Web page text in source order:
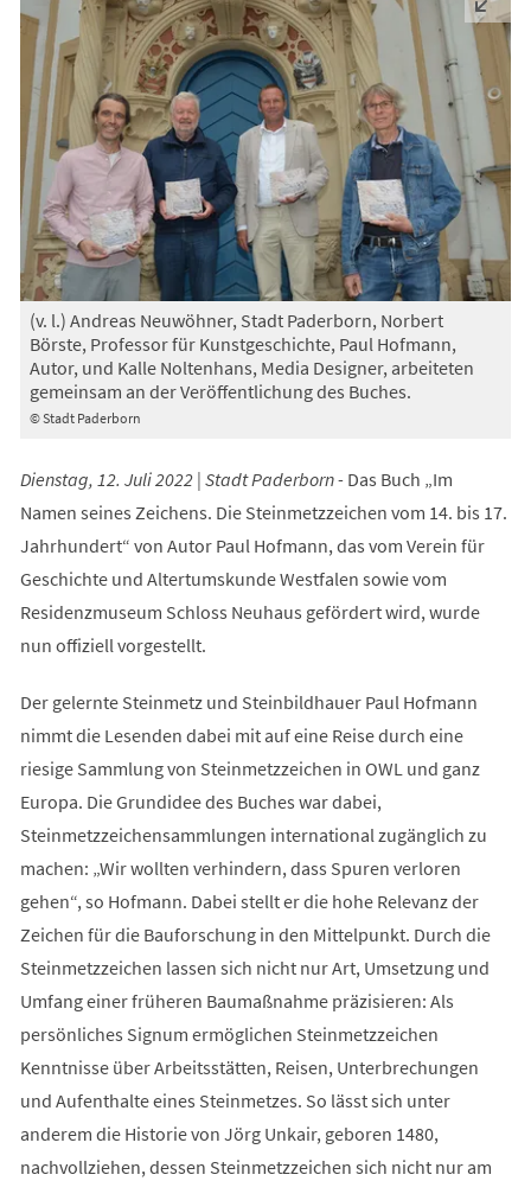
© Stadt Paderborn
(v. l.) Andreas Neuwöhner, Stadt Paderborn, Norbert
Börste, Professor für Kunstgeschichte, Paul Hofmann,
Autor, und Kalle Noltenhans, Media Designer, arbeiteten
gemeinsam an der Veröffentlichung des Buches.
Dienstag, 12. Juli 2022 | Stadt Paderborn - Das Buch „Im
Namen seines Zeichens. Die Steinmetzzeichen vom 14. bis 17.
Jahrhundert“ von Autor Paul Hofmann, das vom Verein für
Geschichte und Altertumskunde Westfalen sowie vom
Residenzmuseum Schloss Neuhaus gefördert wird, wurde
nun offiziell vorgestellt.
Der gelernte Steinmetz und Steinbildhauer Paul Hofmann
nimmt die Lesenden dabei mit auf eine Reise durch eine
riesige Sammlung von Steinmetzzeichen in OWL und ganz
Europa. Die Grundidee des Buches war dabei,
Steinmetzzeichensammlungen international zugänglich zu
machen: „Wir wollten verhindern, dass Spuren verloren
gehen“, so Hofmann. Dabei stellt er die hohe Relevanz der
Zeichen für die Bauforschung in den Mittelpunkt. Durch die
Steinmetzzeichen lassen sich nicht nur Art, Umsetzung und
Umfang einer früheren Baumaßnahme präzisieren: Als
persönliches Signum ermöglichen Steinmetzzeichen
Kenntnisse über Arbeitsstätten, Reisen, Unterbrechungen
und Aufenthalte eines Steinmetzes. So lässt sich unter
anderem die Historie von Jörg Unkair, geboren 1480,
nachvollziehen, dessen Steinmetzzeichen sich nicht nur am